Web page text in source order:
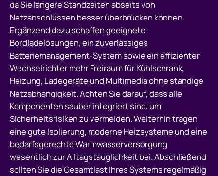
da Sie längere Standzeiten abseits von
Netzanschlüssen besser überbrücken können.
Ergänzend dazu schaffen geeignete
Bordladelösungen, ein zuverlässiges
Batteriemanagement-System sowie ein effizienter
Wechselrichter mehr Freiraum für Kühlschrank,
Heizung, Ladegeräte und Multimedia ohne ständige
Netzabhängigkeit. Achten Sie darauf, dass alle
Komponenten sauber integriert sind, um
Sicherheitsrisiken zu vermeiden. Weiterhin tragen
eine gute Isolierung, moderne Heizsysteme und eine
bedarfsgerechte Warmwasserversorgung
wesentlich zur Alltagstauglichkeit bei. Abschließend
sollten Sie die Gesamtlast Ihres Systems regelmäßig